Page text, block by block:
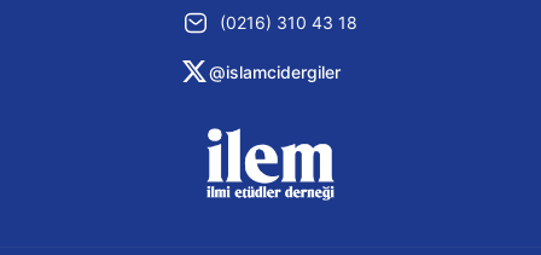
(0216) 310 43 18
@islamcidergiler